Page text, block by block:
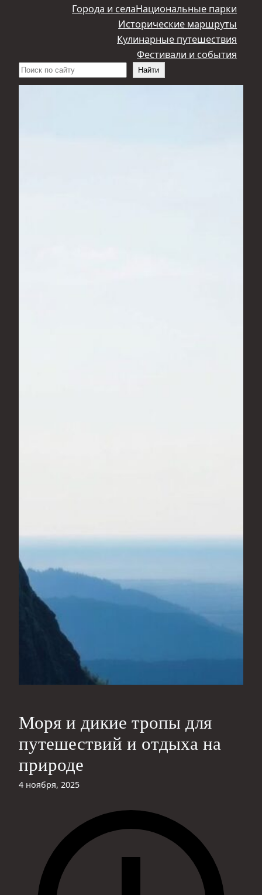
Города и селаНациональные парки
Исторические маршруты
Кулинарные путешествия
Фестивали и события
Поиск
Найти
Моря и дикие тропы для
путешествий и отдыха на
природе
4 ноября, 2025